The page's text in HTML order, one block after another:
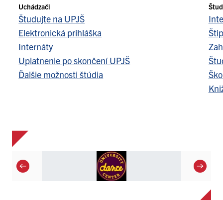
Uchádzači
Študujte na UPJŠ
Elektronická prihláška
Internáty
Uplatnenie po skončení UPJŠ
Ďalšie možnosti štúdia